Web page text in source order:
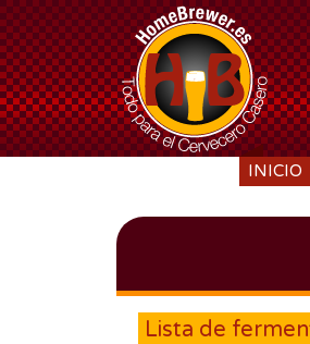
SKIP
INICIO
Lista de